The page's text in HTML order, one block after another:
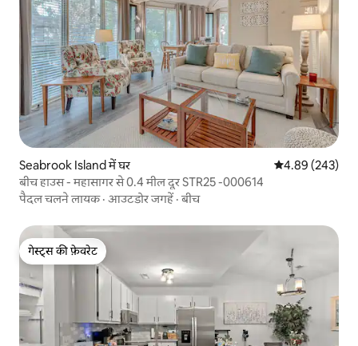
Seabrook Island में घर औसत रेटिंग 5 में से
4.89 (243)
बीच हाउस - महासागर से 0.4 मील दूर STR25 -000614
पैदल चलने लायक· आउटडोर जगहें ·बीच
गेस्ट्स की फ़ेवरेट
गेस्ट्स की फ़ेवरेट